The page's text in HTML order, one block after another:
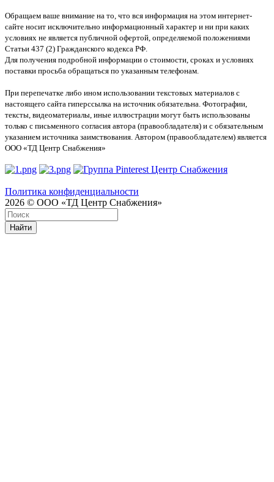
Обращаем ваше внимание на то, что вся информация на этом интернет-
сайте носит исключительно информационный характер и ни при каких
условиях не является публичной офертой, определяемой положениями
Статьи 437 (2) Гражданского кодекса РФ.
Для получения подробной информации о стоимости, сроках и условиях
поставки просьба обращаться по указанным телефонам.
При перепечатке либо ином использовании текстовых материалов с
настоящего сайта гиперссылка на источник обязательна. Фотографии,
тексты, видеоматериалы, иные иллюстрации могут быть использованы
только с письменного согласия автора (правообладателя) и с обязательным
указанием источника заимствования. Автором (правообладателем) является
ООО «ТД Центр Снабжения»
Политика конфиденциальности
2026 © ООО «ТД Центр Снабжения»
Найти